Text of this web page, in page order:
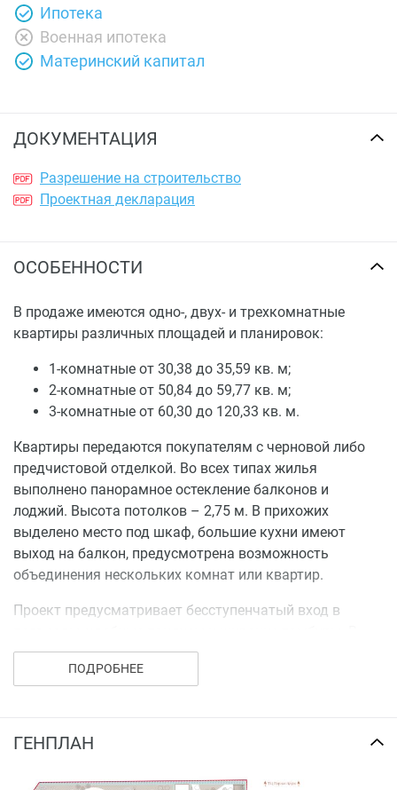
Ипотека
Военная ипотека
Материнский капитал
ДОКУМЕНТАЦИЯ
Разрешение на строительство
Проектная декларация
ОСОБЕННОСТИ
В продаже имеются одно-, двух- и трехкомнатные
квартиры различных площадей и планировок:
1-комнатные от 30,38 до 35,59 кв. м;
2-комнатные от 50,84 до 59,77 кв. м;
3-комнатные от 60,30 до 120,33 кв. м.
Квартиры передаются покупателям с черновой либо
предчистовой отделкой. Во всех типах жилья
выполнено панорамное остекление балконов и
лоджий. Высота потолков – 2,75 м. В прихожих
выделено место под шкаф, большие кухни имеют
выход на балкон, предусмотрена возможность
объединения нескольких комнат или квартир.
Проект предусматривает бесступенчатый вход в
каждом подъезде установлены современные
бесшумные лифты европейского
пользования будет выполнена по индивидуальному
ПОДРОБНЕЕ
ГЕНПЛАН